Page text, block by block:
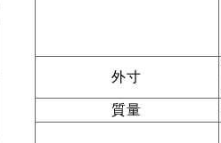
外寸
質量